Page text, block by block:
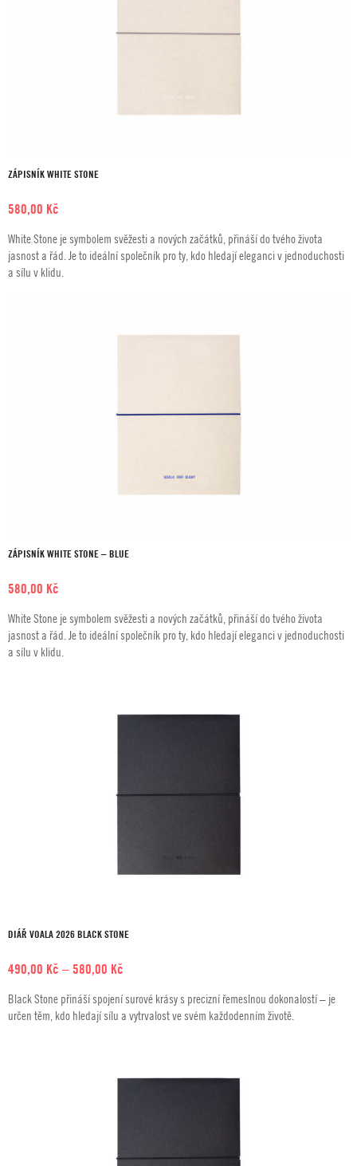
ZÁPISNÍK WHITE STONE
580,00 Kč
White Stone je symbolem svěžesti a nových začátků, přináší do tvého života
jasnost a řád. Je to ideální společník pro ty, kdo hledají eleganci v jednoduchosti
a sílu v klidu.
ZÁPISNÍK WHITE STONE – BLUE
580,00 Kč
White Stone je symbolem svěžesti a nových začátků, přináší do tvého života
jasnost a řád. Je to ideální společník pro ty, kdo hledají eleganci v jednoduchosti
a sílu v klidu.
DIÁŘ VOALA 2026 BLACK STONE
490,00 Kč –580,00 Kč
490,00 Kč
až
Black Stone přináší spojení surové krásy s precizní řemeslnou dokonalostí – je
určen těm, kdo hledají sílu a vytrvalost ve svém každodenním životě.